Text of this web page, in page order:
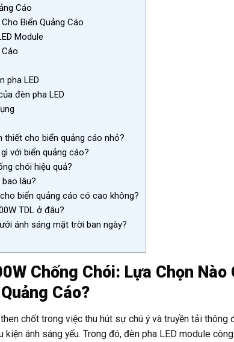
Cáo
Biển Quảng Cáo
Module
pha LED
đèn pha LED
thiết cho biển quảng cáo nhỏ?
với biển quảng cáo?
chói hiệu quả?
lâu?
biển quảng cáo có cao không?
TDL ở đâu?
ánh sáng mặt trời ban ngày?
Chống Chói: Lựa Chọn Nào
Quảng Cáo?
chốt trong việc thu hút sự chú ý và truyền tải thông
ánh sáng yếu. Trong đó, đèn pha LED module